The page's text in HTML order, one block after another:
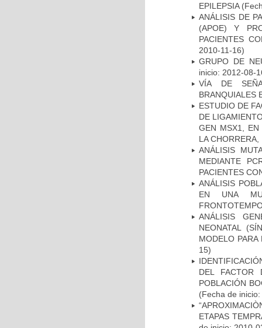
EPILEPSIA
ANÁLISIS DE
(APOE) Y
PACIENTES
2010-11-16)
GRUPO DE
inicio: 2012-08-
VÍA DE
BRANQUIALES
ESTUDIO DE
DE
GEN MSX1, EN
LA
ANÁLISIS
MEDIANTE
PACIENTES
ANÁLISIS
EN UNA
ANÁLISIS
NEONATAL
MODELO
15)
DEL FACTOR
POBLACIÓN
(Fecha de
ETAPAS